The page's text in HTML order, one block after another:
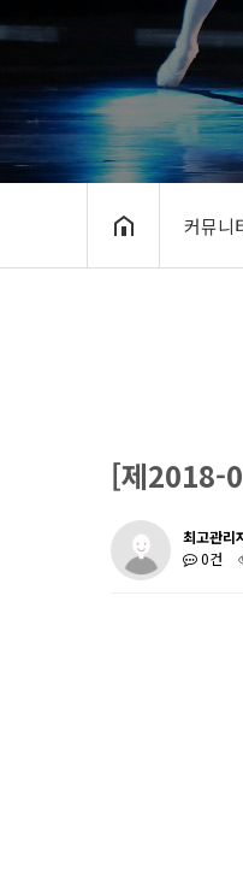
커뮤니
커뮤니티
[제2018-
최고관리
0건